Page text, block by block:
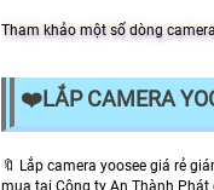
Tham khảo một số dòng
❤️LẮP CAMERA
🔖 Lắp camera yoosee giá rẻ
mua tại Công ty An Thành